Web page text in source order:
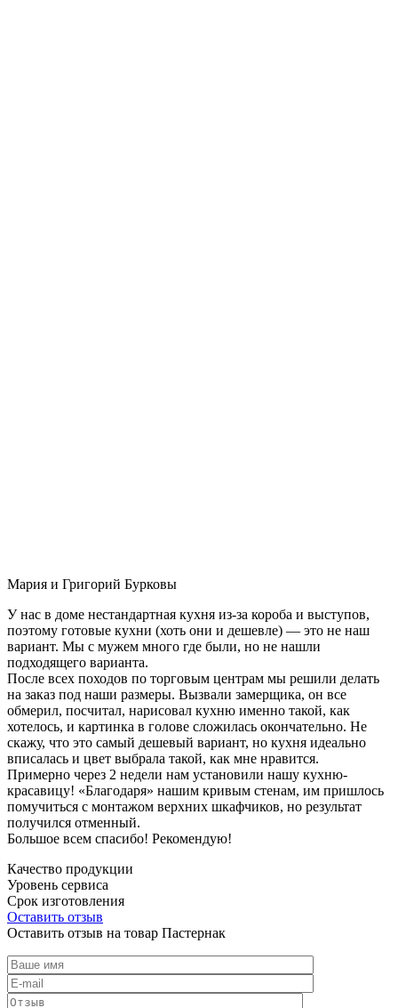
Мария и Григорий Бурковы
У нас в доме нестандартная кухня из-за короба и выступов,
поэтому готовые кухни (хоть они и дешевле) — это не наш
вариант. Мы с мужем много где были, но не нашли
подходящего варианта.
После всех походов по торговым центрам мы решили делать
на заказ под наши размеры. Вызвали замерщика, он все
обмерил, посчитал, нарисовал кухню именно такой, как
хотелось, и картинка в голове сложилась окончательно. Не
скажу, что это самый дешевый вариант, но кухня идеально
вписалась и цвет выбрала такой, как мне нравится.
Примерно через 2 недели нам установили нашу кухню-
красавицу! «Благодаря» нашим кривым стенам, им пришлось
помучиться с монтажом верхних шкафчиков, но результат
получился отменный.
Большое всем спасибо! Рекомендую!
Качество продукции
Уровень сервиса
Срок изготовления
Оставить отзыв
Оставить отзыв на товар Пастернак